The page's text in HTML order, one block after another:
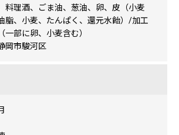
料理酒、ごま油、葱油、卵、皮（小麦
脂、小麦、たんぱく、還元水飴）/加工
一部に卵、小麦含む）
岡市駿河区